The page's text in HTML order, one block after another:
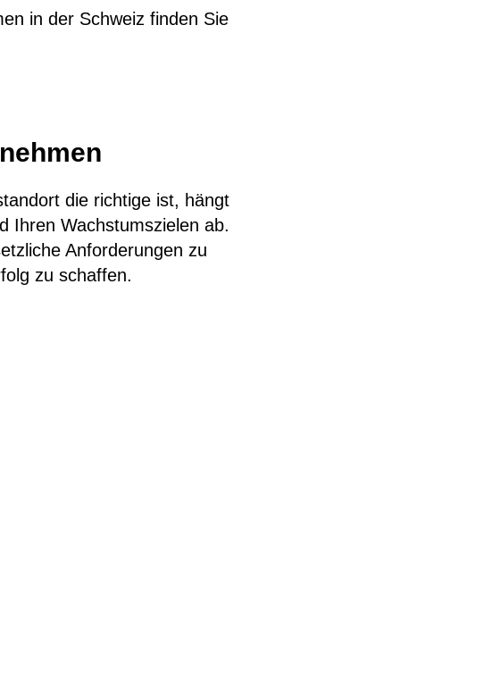
in der Schweiz finden Sie
die richtige ist, hängt
Ihren Wachstumszielen ab.
Anforderungen zu
zu schaffen.